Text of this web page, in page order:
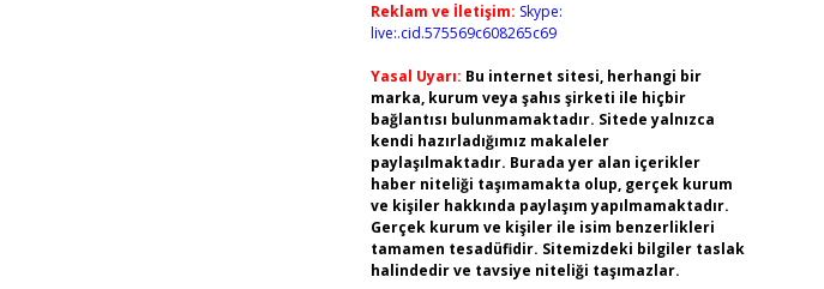
Reklam ve İletişim: Skype:
live:.cid.575569c608265c69
Yasal Uyarı: Bu internet sitesi, herhangi bir
marka, kurum veya şahıs şirketi ile hiçbir
bağlantısı bulunmamaktadır. Sitede yalnızca
kendi hazırladığımız makaleler
paylaşılmaktadır. Burada yer alan içerikler
haber niteliği taşımamakta olup, gerçek kurum
ve kişiler hakkında paylaşım yapılmamaktadır.
Gerçek kurum ve kişiler ile isim benzerlikleri
tamamen tesadüfidir. Sitemizdeki bilgiler taslak
halindedir ve tavsiye niteliği taşımazlar.